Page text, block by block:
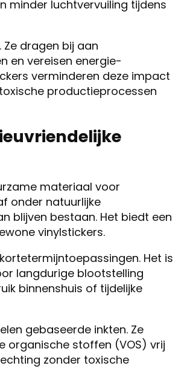
minder luchtvervuiling tijdens
dragen bij aan
en vereisen energie-
verminderen deze impact
productieprocessen
materiaal voor
onder natuurlijke
blijven bestaan. Het biedt een
vinylstickers.
Het is
langdurige blootstelling
binnenshuis of tijdelijke
gebaseerde inkten. Ze
organische stoffen (VOS) vrij
zonder toxische